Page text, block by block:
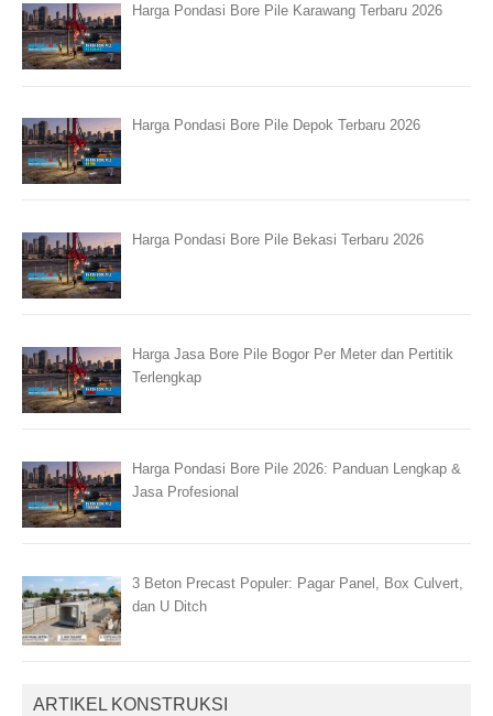
Harga Pondasi Bore Pile Karawang Terbaru 2026
Harga Pondasi Bore Pile Depok Terbaru 2026
Harga Pondasi Bore Pile Bekasi Terbaru 2026
Harga Jasa Bore Pile Bogor Per Meter dan Pertitik
Terlengkap
Harga Pondasi Bore Pile 2026: Panduan Lengkap &
Jasa Profesional
3 Beton Precast Populer: Pagar Panel, Box Culvert,
dan U Ditch
ARTIKEL KONSTRUKSI